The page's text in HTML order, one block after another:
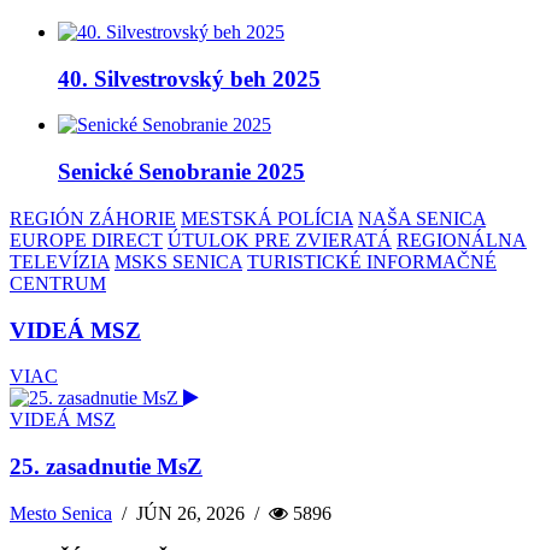
40. Silvestrovský beh 2025
Senické Senobranie 2025
REGIÓN ZÁHORIE MESTSKÁ POLÍCIA NAŠA SENICA
EUROPE DIRECT ÚTULOK PRE ZVIERATÁ REGIONÁLNA
TELEVÍZIA MSKS SENICA TURISTICKÉ INFORMAČNÉ
CENTRUM
VIDEÁ MSZ
VIAC
VIDEÁ MSZ
25. zasadnutie MsZ
Mesto Senica /JÚN 26, 2026 / 5896